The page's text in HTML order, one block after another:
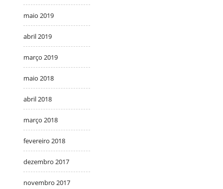
maio 2019
abril 2019
março 2019
maio 2018
abril 2018
março 2018
fevereiro 2018
dezembro 2017
novembro 2017